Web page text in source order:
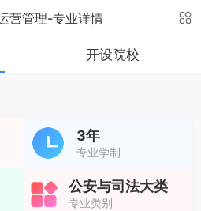
营管理-专业详情
开设院校
3年
专业学制
公安与司法大类
专业类别